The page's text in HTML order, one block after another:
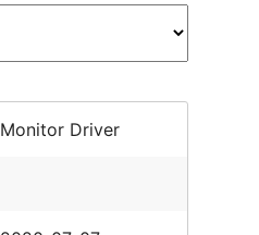
Monitor Driver